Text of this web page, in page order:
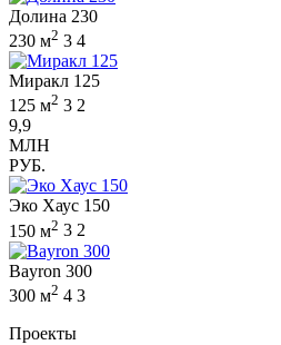
Долина 230
230 м2 3 4
Миракл 125
125 м2 3 2
9,9
МЛН
РУБ.
Эко Хаус 150
150 м2 3 2
Bayron 300
300 м2 4 3
Проекты